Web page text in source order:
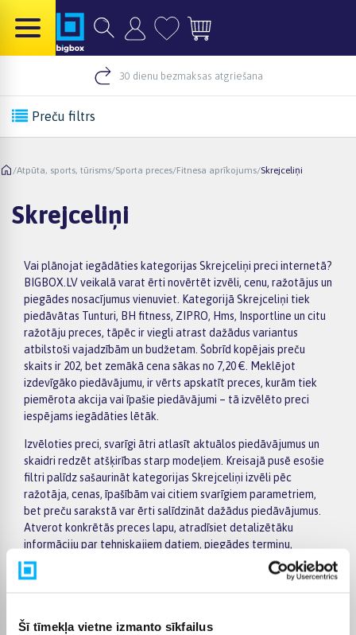
Šī tīmekļa vietne izmanto sīkfailus
30 dienu bezmaksas atgriešana
Preču filtrs
/Atpūta, sports, tūrisms/Sporta preces/Fitnesa aprīkojums/Skrejceliņi
Skrejceliņi
Vai plānojat iegādāties kategorijas Skrejceliņi preci internetā?
BIGBOX.LV veikalā varat ērti novērtēt izvēli, cenu, ražotājus un
piegādes nosacījumus vienuviet. Kategorijā Skrejceliņi tiek
piedāvātas Tunturi, BH fitness, ZIPRO, Hms, Insportline un citu
ražotāju preces, tāpēc ir viegli atrast dažādus variantus
atbilstoši vajadzībām un budžetam. Šobrīd kopējais preču
skaits ir 202, bet zemākā cena sākas no 7,20 €. Meklējot
izdevīgāko piedāvājumu, ir vērts apskatīt preces, kurām tiek
piemērota akcija vai īpašie piedāvājumi – tā izvēlēto preci
iespējams iegādāties lētāk.
Izvēloties preci, svarīgi ātri atlasīt aktuālos piedāvājumus un
skaidri redzēt atšķirības starp modeļiem. Kreisajā pusē esošie
filtri palīdz sašaurināt kategorijas Skrejceliņi izvēli pēc
ražotāja, cenas, īpašībām vai citiem svarīgiem parametriem,
bet preču sarakstā var ērti salīdzināt dažādus piedāvājumus.
Atverot konkrētās preces lapu, atradīsiet detalizētāku
informāciju par tehniskajiem datiem, piegādes termiņu,
apmaksas veidiem un pirkuma nosacījumiem, tāpēc lēmumu
pieņemt būs vieglāk.
pa daļām – par pirkumu iespējams norēķināties 6 vienādos